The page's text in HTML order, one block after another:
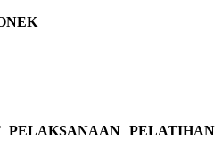
PELATIHAN